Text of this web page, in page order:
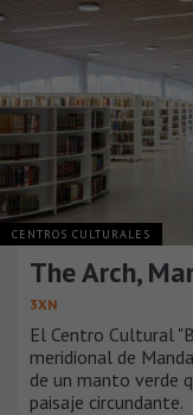
CENTROS CULTURALES
The Arch,
3XN
El Centro Cultural
meridional de
de un manto verde
paisaje circundante.